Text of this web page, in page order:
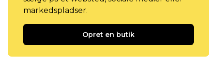
markedspladser.
Opret en butik